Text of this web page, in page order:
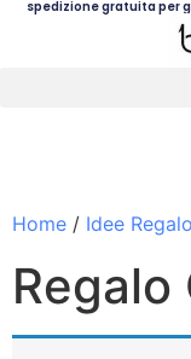
spedizione gratuita per
Home / Idee Regalo
Regalo